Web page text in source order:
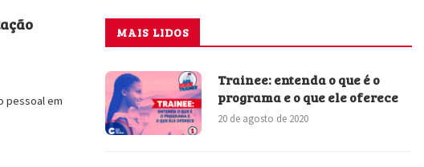
pessoal em
MAIS LIDOS
Trainee: entenda o que é o
programa e o que ele oferece
20 de agosto de 2020